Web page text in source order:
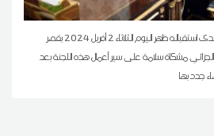
اطّلع رئيس الجمهورية قيس سعيّد، لدى استقباله ظهر اليوم الثلاثاء 2 أفريل 2024 بقصر
مشكاة سلامة على سير أعمال هذه اللجنة بعد
جدد بها